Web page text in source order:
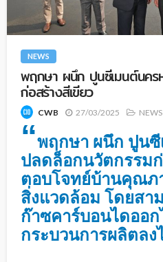
NEWS
พฤกษา ผนึก ปูนซีเมนต์นค
ก่อสร้างสีเขียว
CWB 27/03/2025 NEWS
“พฤกษา ผนึก ปูนซี
ปลดล็อกนวัตกรรมก่
ตอบโจทย์บ้านคุณภ
สิ่งแวดล้อม โดยสา
ก๊าซคาร์บอนไดออ
กระบวนการผลิตล